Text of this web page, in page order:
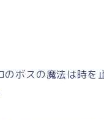
のボスの魔法は時を